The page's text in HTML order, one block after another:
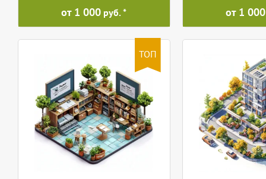
от 1 000 руб. от 1 000
ТОП